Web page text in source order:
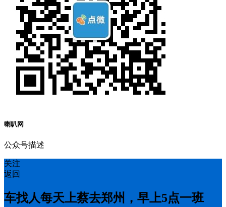
喇叭网
公众号描述
关注
返回
车找人每天上蔡去郑州，早上5点一班